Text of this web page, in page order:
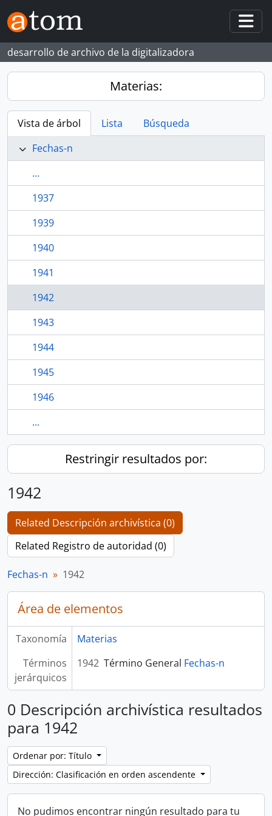
Skip to main content
desarrollo de archivo de la digitalizadora
Materias:
Vista de árbol Lista
Búsqueda
Fechas-n
...
1937
1939
1940
1941
1942
1943
1944
1945
1946
...
Restringir resultados por:
1942
Related Descripción archivística (0)
Related Registro de autoridad (0)
Fechas-n 1942
Área de elementos
Taxonomía
Materias
Términos
jerárquicos
1942 Término General Fechas-n
0 Descripción archivística resultados
para 1942
Ordenar por: Título
Dirección: Clasificación en orden ascendente
No pudimos encontrar ningún resultado para tu